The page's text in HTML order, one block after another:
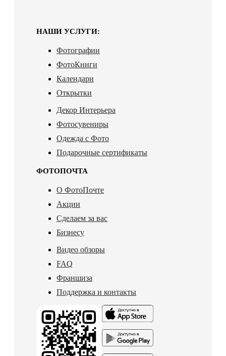
НАШИ УСЛУГИ:
Фотографии
ФотоКниги
Календари
Открытки
Декор Интерьера
Фотосувениры
Одежда с Фото
Подарочные сертификаты
ФОТОПОЧТА
О ФотоПочте
Акции
Сделаем за вас
Бизнесу
Видео обзоры
FAQ
Франшиза
Поддержка и контакты